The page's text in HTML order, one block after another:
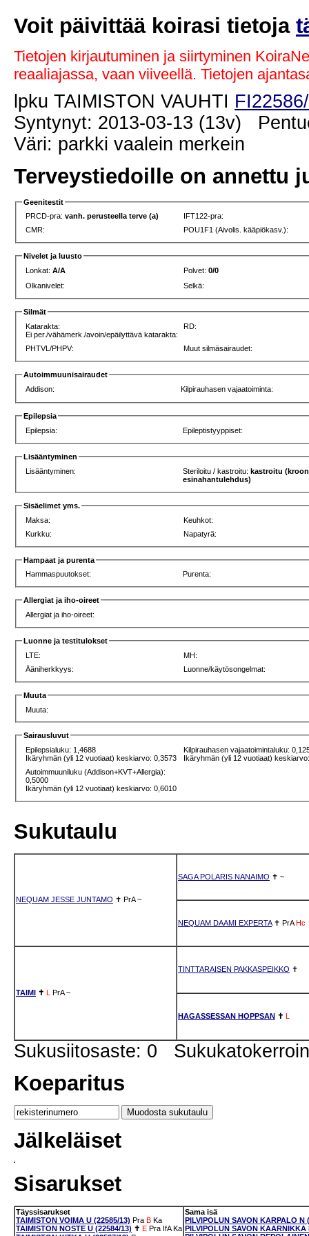
Voit päivittää koirasi tietoja
Tietojen kirjautuminen ja siirtyminen
reaaliajassa, vaan viiveellä. Tietojen
lpku TAIMISTON VAUHTI
Syntynyt: 2013-03-13 (13v)
Väri: parkki vaalein merkein
Terveystiedoille on annettu
Geenitestit
PRCD-pra:vanh. perusteella terve (a)
IFT122-pra:
CMR:
POU1F1 (Aivolis. kääpiökasv.):
Nivelet ja luusto
Lonkat:A/A Polvet:0/0
Olkanivelet:
Selkä:
Silmät
Katarakta:
Ei per./vähämerk./avoin/epäilyttävä katarakta:
RD:
PHTVL/PHPV: Muut silmäsairaudet:
Autoimmuunisairaudet
Addison:
Kilpirauhasen vajaatoiminta:
Epilepsia
Epilepsia:
Epileptistyyppiset:
Lisääntyminen
Lisääntyminen:
Steriloitu / kastroitu:kastroitu
esinahantulehdus)
Sisäelimet yms.
Maksa:
Keuhkot:
Kurkku:
Napatyrä:
Hampaat ja purenta
Hammaspuutokset:
Purenta:
Allergiat ja iho-oireet
Allergiat ja iho-oireet:
Luonne ja testitulokset
LTE:
MH:
Ääniherkkyys:
Luonne/käytösongelmat:
Muuta
Muuta:
Sairausluvut
Epilepsialuku: 1,4688
Ikäryhmän (yli 12 vuotiaat) keskiarvo: 0,3573
Kilpirauhasen vajaatoimintaluku:
Ikäryhmän (yli 12 vuotiaat)
Autoimmuuniluku (Addison+KVT+Allergia):
0,5000
Ikäryhmän (yli 12 vuotiaat) keskiarvo: 0,6010
Sukutaulu
NEQUAM JESSE JUNTAMO ✝ PrA ~
SAGA POLARIS NANAIMO ✝ ~
NEQUAM DAAMI EXPERTA✝ PrA Hc
TAIMI ✝ L PrA ~
TINTTARAISEN PAKKASPEIKKO ✝
HAGASSESSAN HOPPSAN ✝ L
Sukusiitosaste: 0
Koeparitus
Jälkeläiset
Sisarukset
Täyssisarukset
TAIMISTON VOIMA U (22585/13) Pra B Ka
TAIMISTON NOSTE U (22584/13) ✝ E Pra IfA Ka
Sama isä
PILVIPOLUN SAVON KARPALO N
PILVIPOLUN SAVON KAARNIKKA